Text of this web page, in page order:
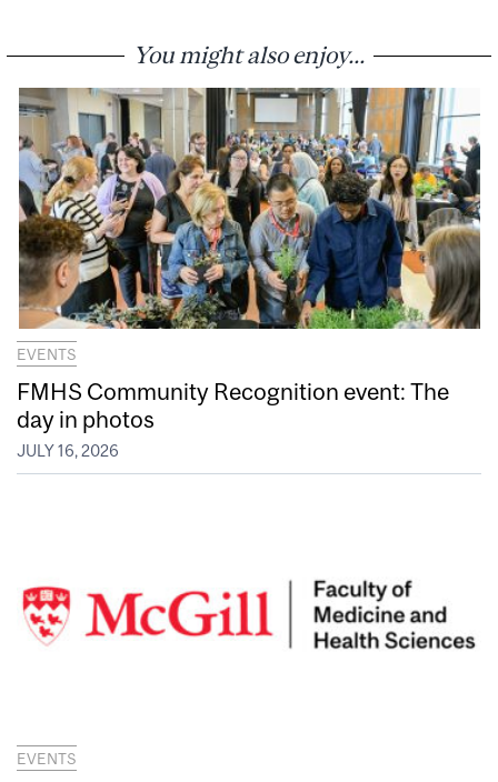
You might also enjoy...
EVENTS
FMHS Community Recognition event: The
day in photos
JULY 16, 2026
EVENTS